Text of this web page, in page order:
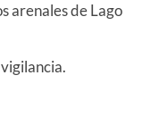
arenales de Lago